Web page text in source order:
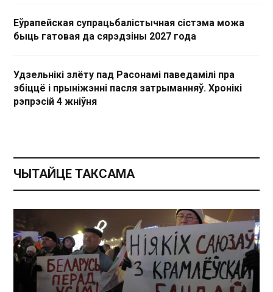
Еўрапейская супрацьбалістычная сістэма можа
быць гатовая да сярэдзіны 2027 года
Удзельнікі злёту пад Расонамі паведамілі пра
збіццё і прыніжэнні пасля затрыманняў. Хронікі
рэпрэсій 4 жніўня
ЧЫТАЙЦЕ ТАКСАМА